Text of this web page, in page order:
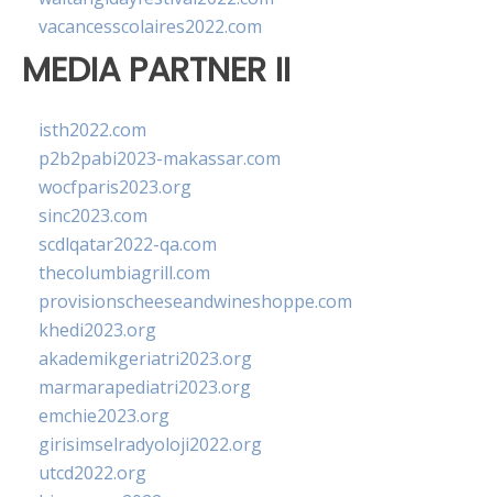
vacancesscolaires2022.com
MEDIA PARTNER II
isth2022.com
p2b2pabi2023-makassar.com
wocfparis2023.org
sinc2023.com
scdlqatar2022-qa.com
thecolumbiagrill.com
provisionscheeseandwineshoppe.com
khedi2023.org
akademikgeriatri2023.org
marmarapediatri2023.org
emchie2023.org
girisimselradyoloji2022.org
utcd2022.org